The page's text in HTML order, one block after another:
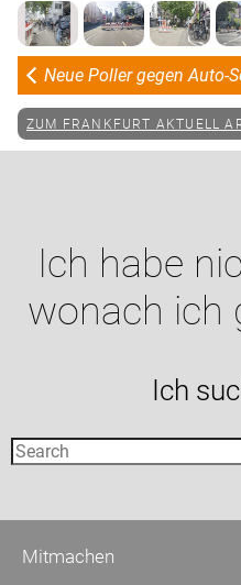
Neue Poller gegen Auto-
ZUM FRANKFURT AKTUELL
Ich habe
wonach ich
Ich
Mitmachen